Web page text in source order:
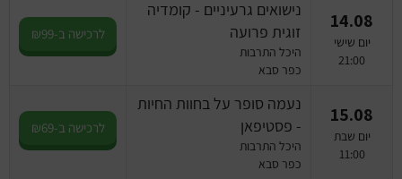
חופשה והופעה
14.08
יום שישי
21:00
נישואים גרעיניים - קומדיה
זוגית פרועה
היכל התרבות
כפר סבא
לרכישה ב-₪99
15.08
יום שבת
11:00
נעמה סופר על בחוות החיות
- פסטיפאן
היכל התרבות
כפר סבא
לרכישה ב-₪69